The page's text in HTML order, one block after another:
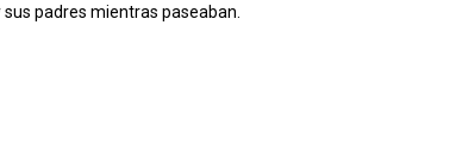
padres mientras paseaban.